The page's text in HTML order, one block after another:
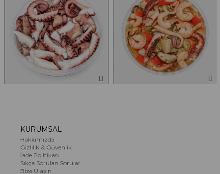
1.000,00 TL
KURUMSAL
Hakkımızda
Gizlilik & Güvenlik
İade Politikası
Sıkça Sorulan Sorular
Bize Ulaşın